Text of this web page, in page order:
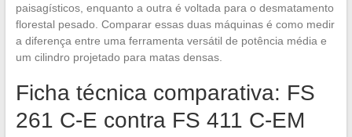
paisagísticos, enquanto a outra é voltada para o desmatamento
florestal pesado. Comparar essas duas máquinas é como medir
a diferença entre uma ferramenta versátil de potência média e
um cilindro projetado para matas densas.
Ficha técnica comparativa: FS
261 C-E contra FS 411 C-EM